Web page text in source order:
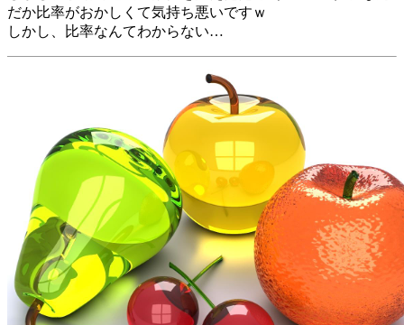
だか比率がおかしくて気持ち悪いですｗ
しかし、比率なんてわからない…